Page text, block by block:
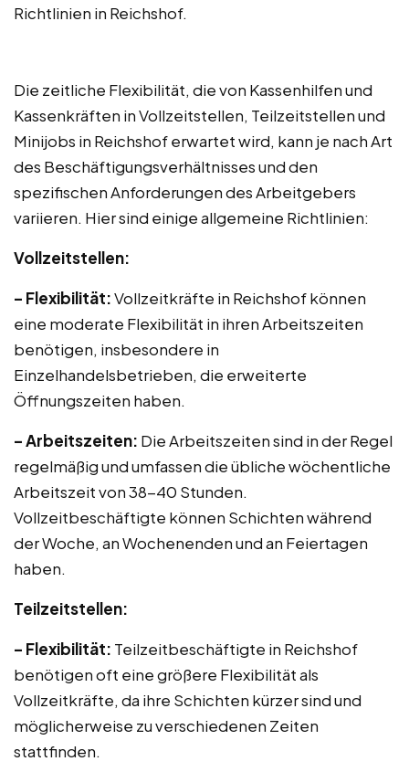
Richtlinien in Reichshof.
Die zeitliche Flexibilität, die von Kassenhilfen und
Kassenkräften in Vollzeitstellen, Teilzeitstellen und
Minijobs in Reichshof erwartet wird, kann je nach Art
des Beschäftigungsverhältnisses und den
spezifischen Anforderungen des Arbeitgebers
variieren. Hier sind einige allgemeine Richtlinien:
Vollzeitstellen:
– Flexibilität:Vollzeitkräfte in Reichshof können
eine moderate Flexibilität in ihren Arbeitszeiten
benötigen, insbesondere in
Einzelhandelsbetrieben, die erweiterte
Öffnungszeiten haben.
– Arbeitszeiten: Die Arbeitszeiten sind in der Regel
regelmäßig und umfassen die übliche wöchentliche
Arbeitszeit von 38-40 Stunden.
Vollzeitbeschäftigte können Schichten während
der Woche, an Wochenenden und an Feiertagen
haben.
Teilzeitstellen:
– Flexibilität: Teilzeitbeschäftigte in Reichshof
benötigen oft eine größere Flexibilität als
Vollzeitkräfte, da ihre Schichten kürzer sind und
möglicherweise zu verschiedenen Zeiten
stattfinden.